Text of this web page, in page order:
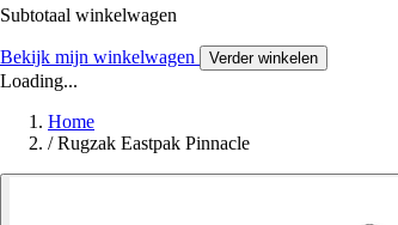
Subtotaal winkelwagen
Bekijk mijn winkelwagen Verder winkelen
Loading...
Home
/ Rugzak Eastpak Pinnacle